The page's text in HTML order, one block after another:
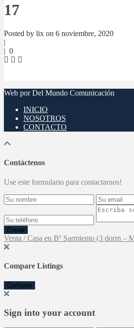
17
Posted by lix on 6 noviembre, 2020
|
| 0
Web por Del Mundo Comunicación
INICIO
NOSOTROS
CONTACTO
Contáctenos
Use este formulario para contactarnos!
Enviar
Venta / Casa en Bº Sarmiento (3 dorm –
Compare Listings
Compare
Sign into your account